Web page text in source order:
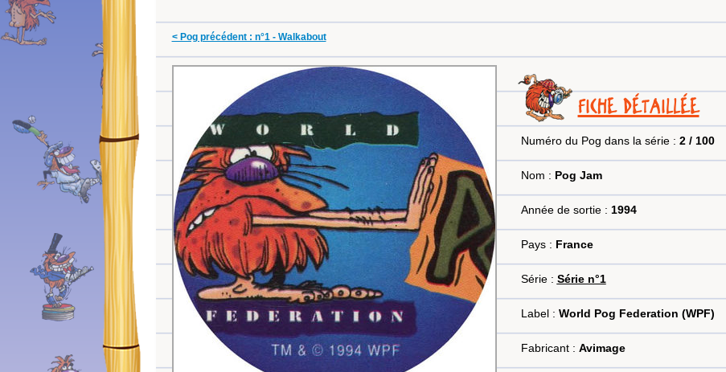
< Pog précédent : n°1 - Walkabout
FICHE DÉTAILLÉE
Numéro du Pog dans la série : 2 / 100
Nom : Pog Jam
Année de sortie : 1994
Pays : France
Série : Série n°1
Label : World Pog Federation (WPF)
Fabricant : Avimage